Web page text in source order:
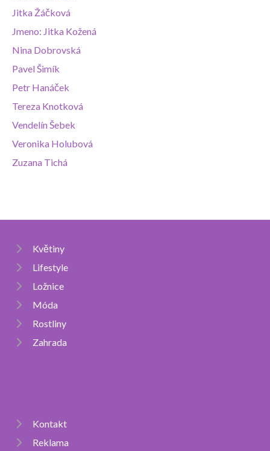
Jitka Žáčková
Jmeno: Jitka Kožená
Nina Dobrovská
Pavel Šimík
Petr Hanáček
Tereza Knotková
Vendelín Šebek
Veronika Holubová
Zuzana Tichá
Květiny
Lifestyle
Ložnice
Móda
Rostliny
Zahrada
Kontakt
Reklama